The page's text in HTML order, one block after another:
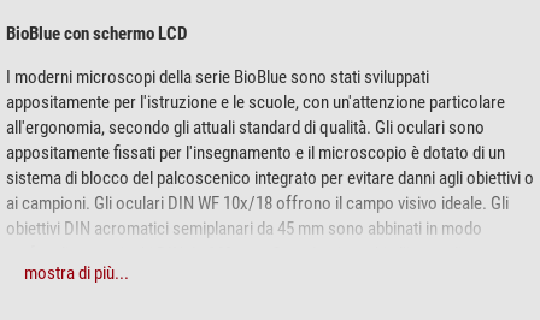
BioBlue con schermo LCD
I moderni microscopi della serie BioBlue sono stati sviluppati
appositamente per l'istruzione e le scuole, con un'attenzione particolare
all'ergonomia, secondo gli attuali standard di qualità. Gli oculari sono
appositamente fissati per l'insegnamento e il microscopio è dotato di un
sistema di blocco del palcoscenico integrato per evitare danni agli obiettivi o
ai campioni. Gli oculari DIN WF 10x/18 offrono il campo visivo ideale. Gli
obiettivi DIN acromatici semiplanari da 45 mm sono abbinati in modo
l'immagine rimane centrata, in modo che il campione sia sempre
mostra di più...